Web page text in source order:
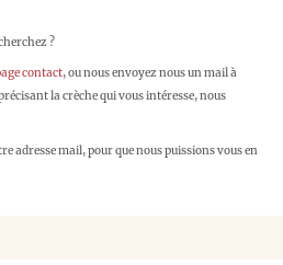
?
contact, ou nous envoyez nous un mail à
la crèche qui vous intéresse, nous
adresse mail, pour que nous puissions vous en